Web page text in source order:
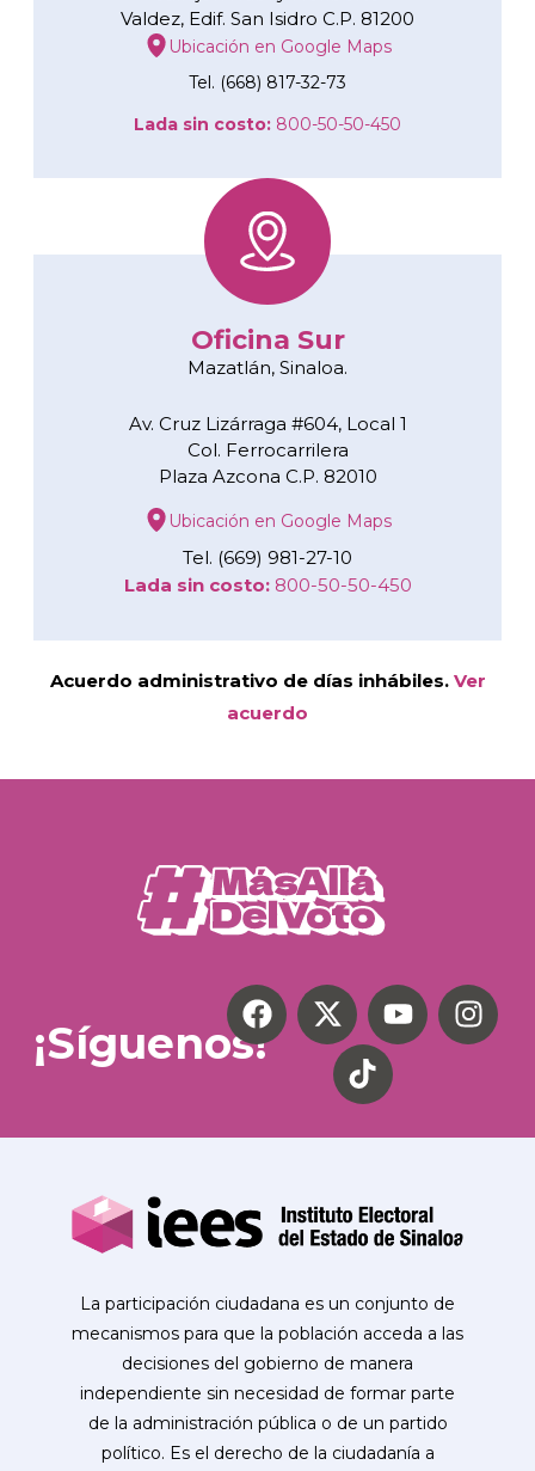
Valdez, Edif. San Isidro C.P. 81200
Ubicación en Google Maps
Tel. (668) 817-32-73
Lada sin costo: 800-50-50-450
Oficina Sur
Mazatlán, Sinaloa.
Av. Cruz Lizárraga #604, Local 1
Col. Ferrocarrilera
Plaza Azcona C.P. 82010
Ubicación en Google Maps
Tel. (669) 981-27-10
Lada sin costo:800-50-50-450
Acuerdo administrativo de días inhábiles. Ver
acuerdo
¡Síguenos!
La participación ciudadana es un conjunto de
mecanismos para que la población acceda a las
decisiones del gobierno de manera
independiente sin necesidad de formar parte
de la administración pública o de un partido
político. Es el derecho de la ciudadanía a